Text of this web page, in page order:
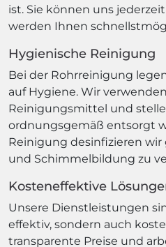
ist. Sie können uns
werden Ihnen
Hygienische Reinigung
Bei der Rohrreinigung
auf Hygiene. Wir
Reinigungsmittel und
ordnungsgemäß entsorgt
Reinigung desinfizieren
und Schimmelbildung zu
Kosteneffektive
Unsere Dienstleistungen
effektiv, sondern auch
transparente Preise und